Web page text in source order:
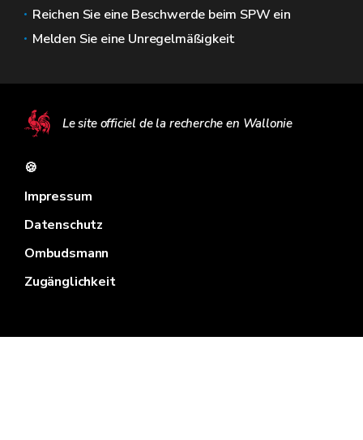
Reichen Sie eine Beschwerde beim SPW ein
Melden Sie eine Unregelmäßigkeit
Le site officiel de la recherche en Wallonie
🍪
Impressum
Datenschutz
Ombudsmann
Zugänglichkeit